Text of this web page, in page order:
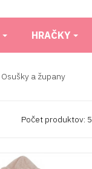
HRAČKY
Osušky a župany
Počet produktov: 5